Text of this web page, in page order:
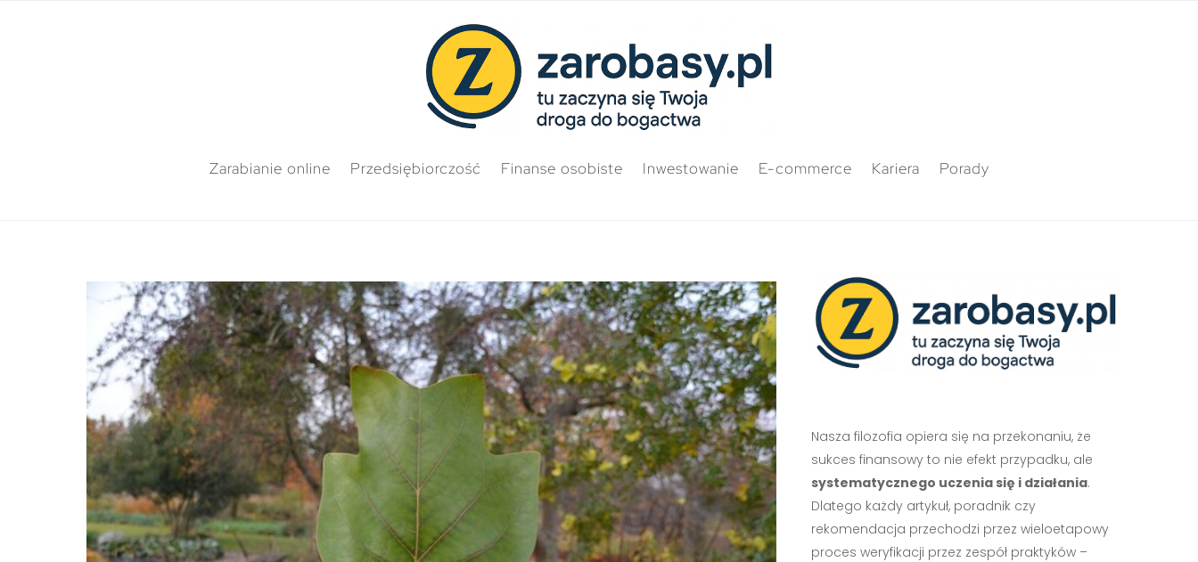
Zarabianie online Przedsiębiorczość Finanse osobiste Inwestowanie E-commerce Kariera Porady
Nasza filozofia opiera się na przekonaniu, że
sukces finansowy to nie efekt przypadku, ale
systematycznego uczenia się i działania.
Dlatego każdy artykuł, poradnik czy
rekomendacja przechodzi przez wieloetapowy
proces weryfikacji przez zespół praktyków –